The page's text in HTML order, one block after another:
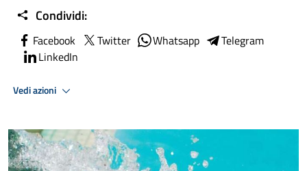
Condividi:
Facebook Twitter Whatsapp
Telegram
LinkedIn
Vedi azioni